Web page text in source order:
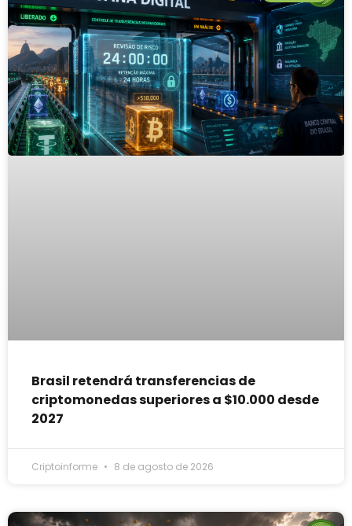
Brasil retendrá transferencias de
criptomonedas superiores a $10.000 desde
2027
Criptoinforme 8 de agosto de 2026